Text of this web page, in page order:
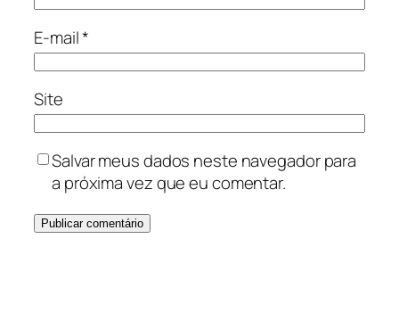
E-mail*
Site
Salvar meus dados neste navegador para
a próxima vez que eu comentar.